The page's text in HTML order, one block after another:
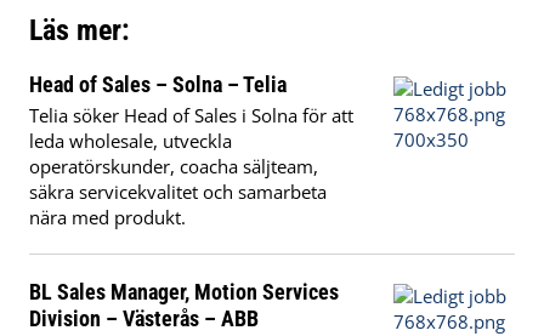
Läs mer:
Head of Sales – Solna – Telia
Telia söker Head of Sales i Solna för att
leda wholesale, utveckla
operatörskunder, coacha säljteam,
säkra servicekvalitet och samarbeta
nära med produkt.
BL Sales Manager, Motion Services
Division – Västerås – ABB